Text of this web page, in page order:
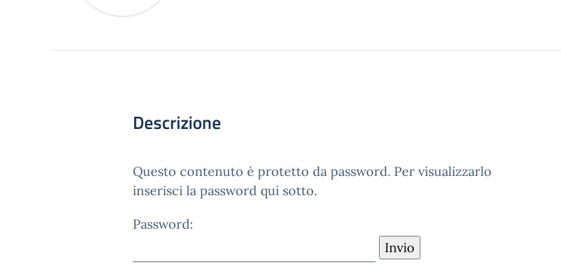
Descrizione
Questo contenuto è protetto da password. Per visualizzarlo
inserisci la password qui sotto.
Password: